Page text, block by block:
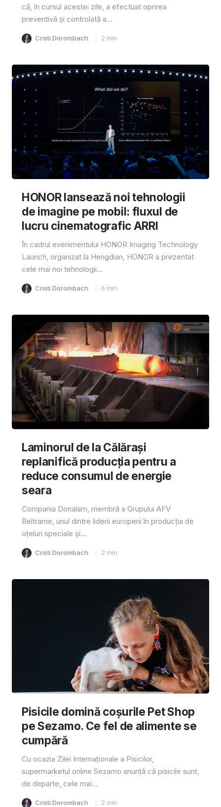
că, în cursul acestei zile, a efectuat oprirea
preventivă și controlată a...
Cristi Dorombach 2 min
HONOR lansează noi tehnologii
de imagine pe mobil: fluxul de
lucru cinematografic ARRI
În cadrul evenimentului HONOR Imaging Technology
Launch, organizat la Hengdian, HONOR a prezentat
cele mai noi tehnologii...
Cristi Dorombach 6 min
Laminorul de la Călărași
replanifică producția pentru a
reduce consumul de energie
seara
Compania Donalam, membră a Grupului AFV
Beltrame, unul dintre liderii europeni în producția de
oțeluri speciale și...
Cristi Dorombach 2 min
Pisicile domină coșurile Pet Shop
pe Sezamo. Ce fel de alimente se
cumpără
Cu ocazia Zilei Internaționale a Pisicilor,
supermarketul online Sezamo anunță că pisicile sunt,
de departe, cele mai...
Cristi Dorombach 2 min